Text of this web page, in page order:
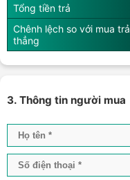
Tổng tiền trả
Chênh lệch so với mua trả
thẳng
3. Thông tin người mua